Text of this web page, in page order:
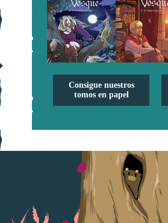
Consigue nuestros
tomos en papel